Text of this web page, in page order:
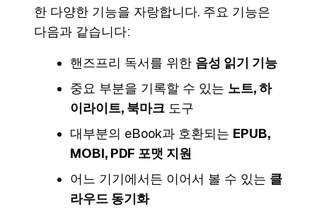
한 다양한 기능을 자랑합니다. 주요 기능은
다음과 같습니다:
핸즈프리 독서를 위한 음성 읽기 기능
중요 부분을 기록할 수 있는 노트, 하
이라이트, 북마크 도구
대부분의 eBook과 호환되는 EPUB,
MOBI, PDF 포맷 지원
어느 기기에서든 이어서 볼 수 있는 클
라우드 동기화